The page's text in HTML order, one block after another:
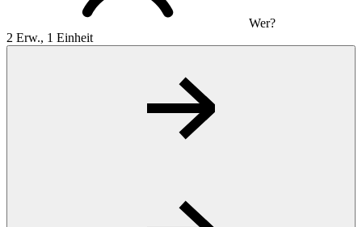
Wer?
2 Erw., 1 Einheit